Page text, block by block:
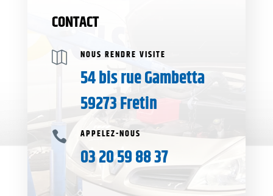
CONTACT
NOUS RENDRE VISITE
54 bis rue Gambetta
59273 Fretin
 APPELEZ-NOUS
03 20 59 88 37